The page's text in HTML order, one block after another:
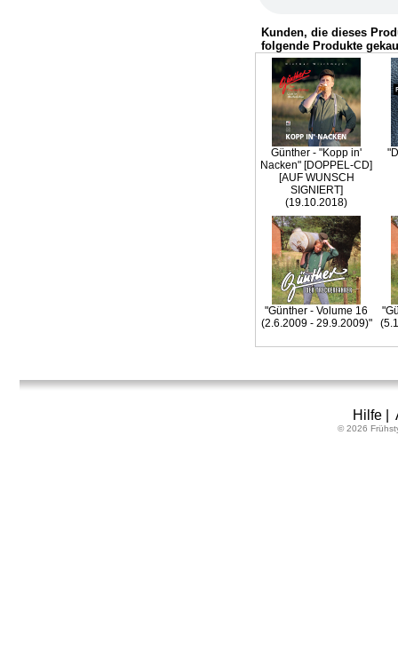
Kunden, die dieses
folgende Produkte
Günther - "Kopp in'
Nacken" [DOPPEL-CD]
[AUF WUNSCH
SIGNIERT]
(19.10.2018)
"Günther - Volume 16
(2.6.2009 - 29.9.2009)"
Hilfe|
© 2026